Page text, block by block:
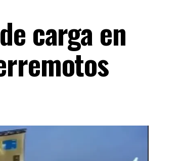
carga en